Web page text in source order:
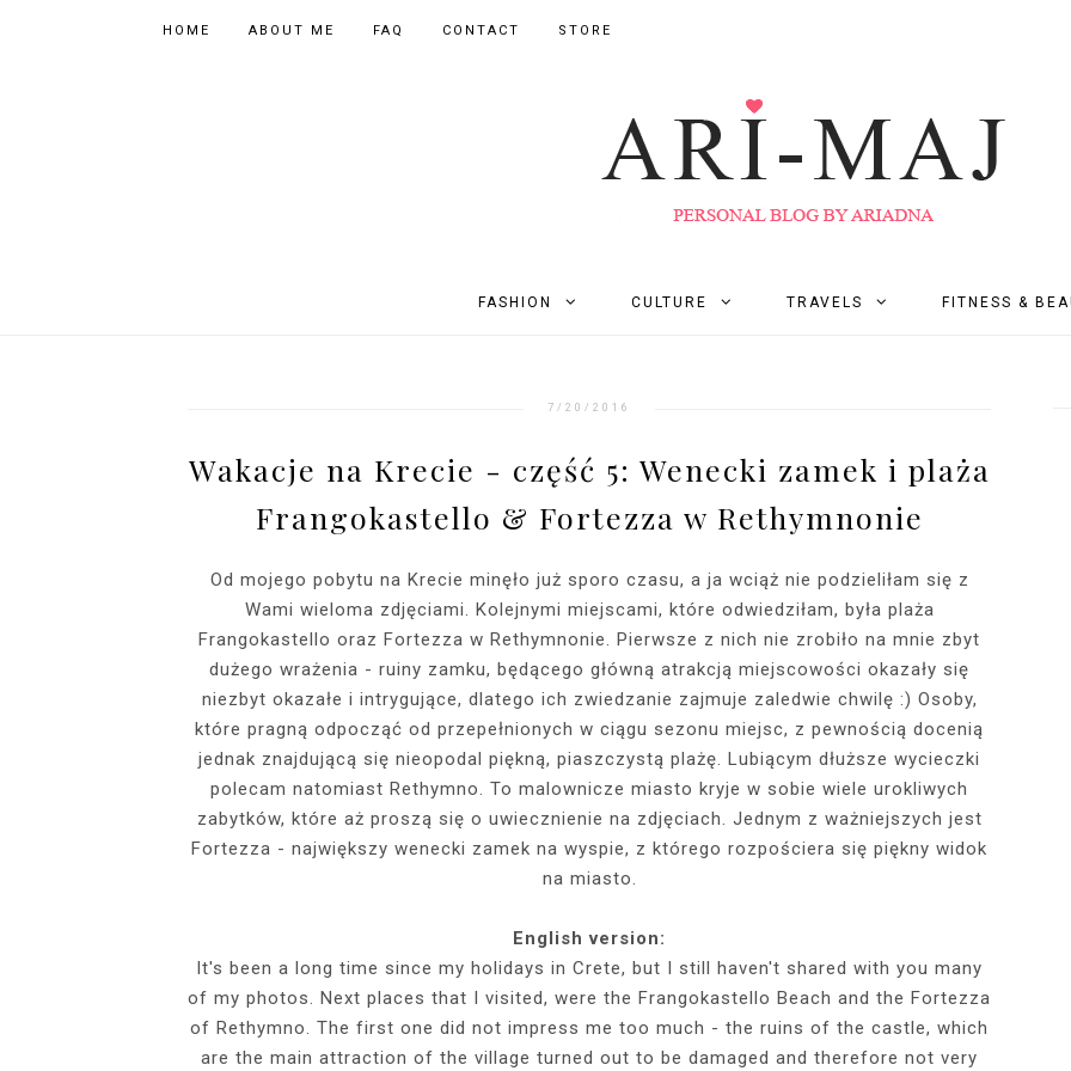
HOME ABOUT ME FAQ CONTACT STORE
FASHION
SHOPPING
INSTAGRAM MIX
EVENTS
INSIDE HER FRAME - MY NEW
SENSUAL PHOTOBOOK
MY 34TH BIRTHDAY! FEELING
MORE ME THAN EVER :)
2025 - THE
PHOTOS ON
CULTURE
EVENTS
PHOTOGRAPHY
SZARY TOP, KRÓTKA SKÓRZANA
SPÓDNICZKA, CZARNE
KTÓRYMI PRAGNĘ SIĘ Z WAMI
PODZIELIĆ
RÓŻOWY SWETER Z DEKOLTEM,
SZARA SPÓDNICZKA I CZARNE
PRAGNĘ SIĘ Z WAMI PODZIELIĆ
FALBANAMI,
I SZPILKI +
PRAGNĘ SIĘ Z
TRAVELS
ASIA
GDZIE POWSTAJĄ MOJE
BUDUAROWE SESJE + 100 ZŁ DO
AIRBNB
NIEZNANE OBLICZE LUWRU:
DLACZEGO MONA LISA STAŁA
WENUS Z MILO?
WIZYTA W
FITNESS &
BEAUTY
BIAŁY SPORTOWY STANIK,
CZARNE LEGGINSY I
WIZYTA W POZNAŃSKIEJ
PRACOWNI FRYZJERSKIEJ CUT
JAKIEGO
CZYM
WŁOSY?
7/20/2016
Wakacje na Krecie - część 5: Wenecki zamek i plaża
Frangokastello & Fortezza w Rethymnonie
Od mojego pobytu na Krecie minęło już sporo czasu, a ja wciąż nie podzieliłam się z
Wami wieloma zdjęciami. Kolejnymi miejscami, które odwiedziłam, była plaża
Frangokastello oraz Fortezza w Rethymnonie. Pierwsze z nich nie zrobiło na mnie zbyt
dużego wrażenia - ruiny zamku, będącego główną atrakcją miejscowości okazały się
niezbyt okazałe i intrygujące, dlatego ich zwiedzanie zajmuje zaledwie chwilę :) Osoby,
które pragną odpocząć od przepełnionych w ciągu sezonu miejsc, z pewnością docenią
jednak znajdującą się nieopodal piękną, piaszczystą plażę. Lubiącym dłuższe wycieczki
polecam natomiast Rethymno. To malownicze miasto kryje w sobie wiele urokliwych
zabytków, które aż proszą się o uwiecznienie na zdjęciach. Jednym z ważniejszych jest
Fortezza - największy wenecki zamek na wyspie, z którego rozpościera się piękny widok
na miasto.
English version:
It's been a long time since my holidays in Crete, but I still haven't shared with you many
of my photos. Next places that I visited, were the Frangokastello Beach and the Fortezza
of Rethymno. The first one did not impress me too much - the ruins of the castle, which
are the main attraction of the village turned out to be damaged and therefore not very